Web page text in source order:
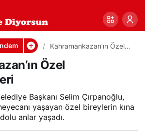
Kahramankazan’ın Özel
Özel
Başkanı Selim Çırpanoğlu,
yaşayan özel bireylerin kına
anlar yaşadı.
Paylaş